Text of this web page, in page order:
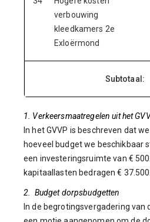
verbouwing
kleedkamers 2e
Exloërmond
Subtotaal:
1. Verkeersmaatregelen uit het
In het GVVP is beschreven dat
hoeveel budget we beschikbaar
een investeringsruimte van €
kapitaallasten bedragen € 37.500.
2. Budget dorpsbudgetten
In de begrotingsvergadering van